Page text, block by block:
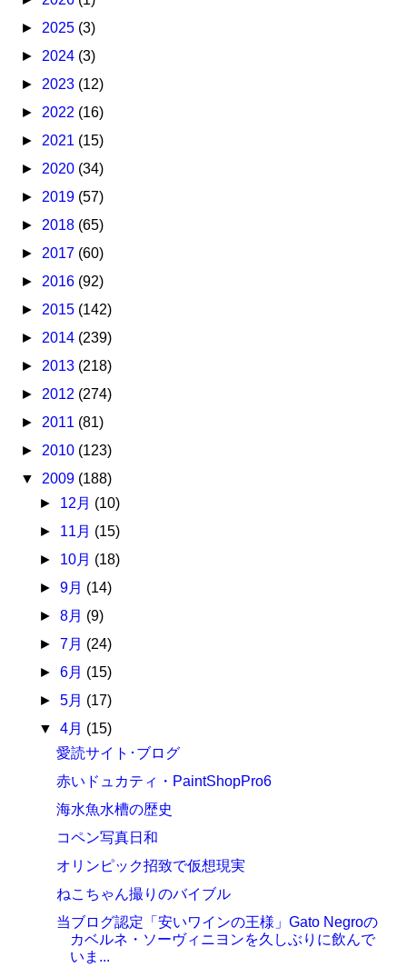
► 2025 (3)
► 2024 (3)
► 2023 (12)
► 2022 (16)
► 2021 (15)
► 2020 (34)
► 2019 (57)
► 2018 (65)
► 2017 (60)
► 2016 (92)
► 2015 (142)
► 2014 (239)
► 2013 (218)
► 2012 (274)
► 2011 (81)
► 2010 (123)
▼ 2009 (188)
► 12月 (10)
► 11月 (15)
► 10月 (18)
► 9月 (14)
► 8月 (9)
► 7月 (24)
► 6月 (15)
► 5月 (17)
▼ 4月 (15)
愛読サイト･ブログ
赤いドュカティ・PaintShopPro6
海水魚水槽の歴史
コペン写真日和
オリンピック招致で仮想現実
ねこちゃん撮りのバイブル
当ブログ認定「安いワインの王様」Gato Negroの
カベルネ・ソーヴィニヨンを久しぶりに飲んで
いま...